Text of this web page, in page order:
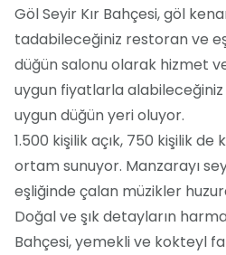
Göl Seyir Kır Bahçesi, göl
tadabileceğiniz restoran ve
düğün salonu olarak hizmet
uygun fiyatlarla alabileceğiniz
uygun düğün yeri oluyor.
1.500 kişilik açık, 750 kişilik
ortam sunuyor. Manzarayı
eşliğinde çalan müzikler
Doğal ve şık detayların
Bahçesi, yemekli ve kokteyl